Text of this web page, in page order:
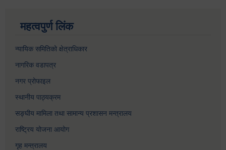
महत्वपुर्ण लिंक
न्यायिक समितिको क्षेत्राधिकार
नागरिक वडापत्र
नगर प्रोफाइल
स्थानीय पाठ्यक्रम
सङ्घीय मामिला तथा सामान्य प्रशासन मन्त्रालय
राष्ट्रिय योजना आयोग
गृह मन्त्रालय